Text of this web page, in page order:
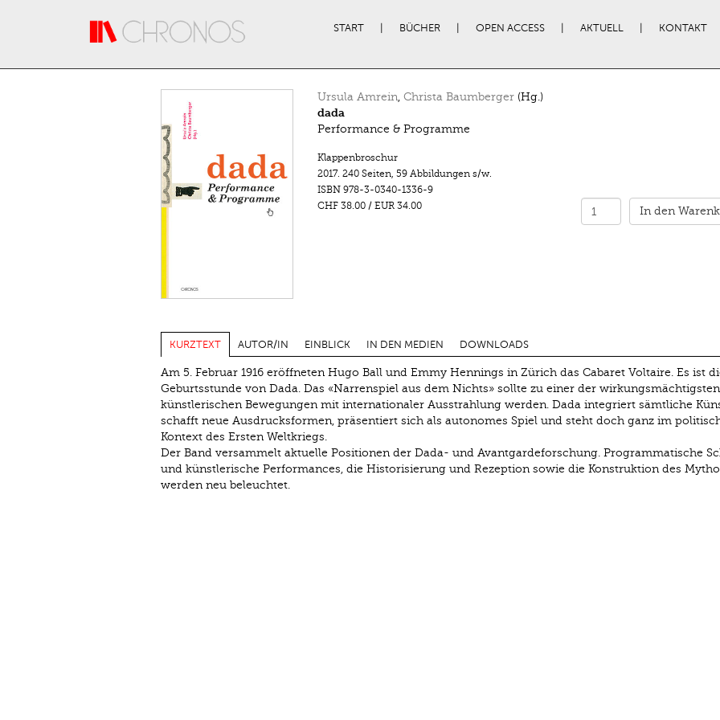
START BÜCHER OPEN ACCESS AKTUELL KONTAKT
Ursula Amrein, Christa Baumberger(Hg.)
dada
Performance & Programme
Klappenbroschur
2017. 240 Seiten, 59 Abbildungen s/w.
ISBN 978-3-0340-1336-9
CHF 38.00/ EUR 34.00 In den
KURZTEXT AUTOR/IN EINBLICK IN DEN MEDIEN DOWNLOADS
Am 5. Februar 1916 eröffneten Hugo Ball und Emmy Hennings in Zürich das Cabaret Voltaire. Es ist
Geburtsstunde von Dada. Das «Narrenspiel aus dem Nichts» sollte zu einer der wirkungsmächtigsten
künstlerischen Bewegungen mit internationaler Ausstrahlung werden. Dada integriert sämtliche
schafft neue Ausdrucksformen, präsentiert sich als autonomes Spiel und steht doch ganz im
Kontext des Ersten Weltkriegs.
Der Band versammelt aktuelle Positionen der Dada- und Avantgardeforschung. Programmatische
und künstlerische Performances, die Historisierung und Rezeption sowie die Konstruktion des
werden neu beleuchtet.